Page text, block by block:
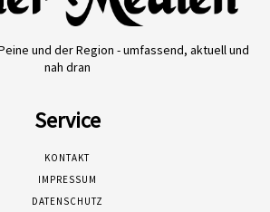
und der Region - umfassend, aktuell und
nah dran
Service
KONTAKT
IMPRESSUM
DATENSCHUTZ